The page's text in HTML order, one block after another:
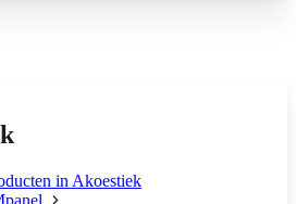
in Akoestiek